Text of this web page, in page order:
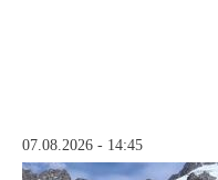
07.08.2026 - 14:45